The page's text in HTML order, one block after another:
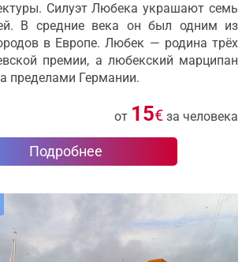
Силуэт Любека украшают семь
В средние века он был одним из
в Европе. Любек — родина трёх
премии, а любекский марципан
пределами Германии.
от 15€ за человека
Подробнее